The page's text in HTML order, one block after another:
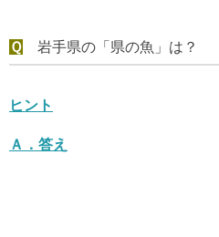
Ｑ 岩手県の「県の魚」は？
ヒント
Ａ． 答え